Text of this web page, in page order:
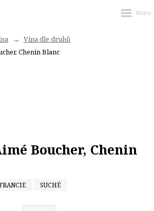
Vína dle druhů
Chenin Blanc
Boucher, Chenin
SUCHÉ